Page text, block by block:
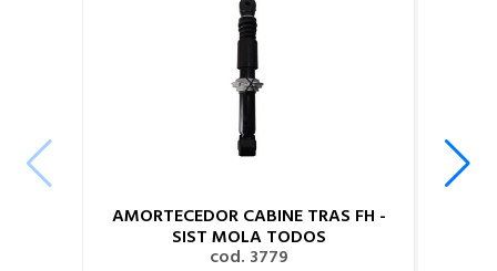
AMORTECEDOR CABINE TRAS FH -
SIST MOLA TODOS
cod. 3779